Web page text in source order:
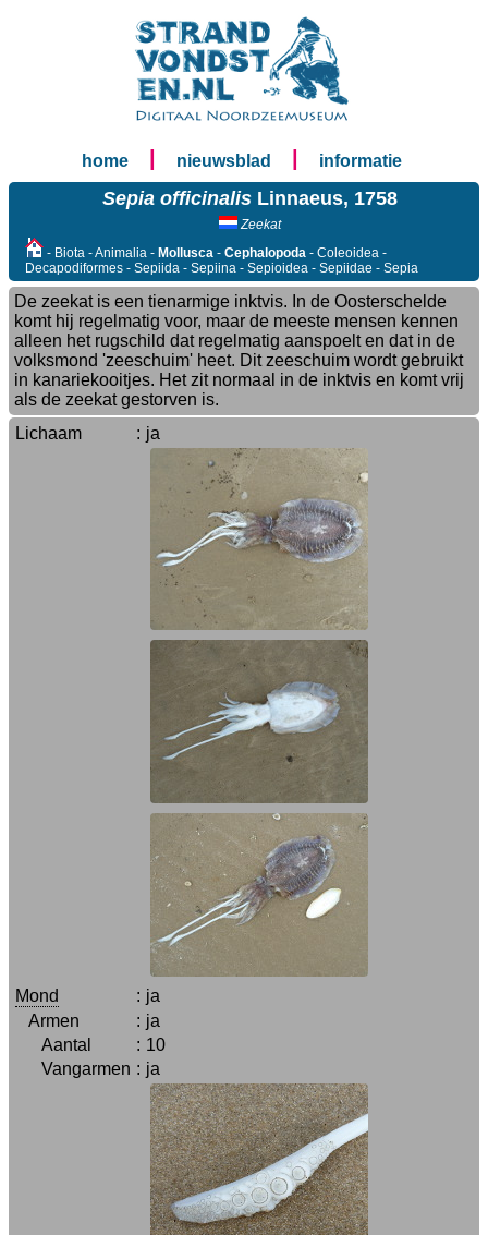
home nieuwsblad informatie
Sepia officinalisLinnaeus, 1758
Zeekat
- Biota - Animalia - Mollusca - Cephalopoda - Coleoidea -
Decapodiformes - Sepiida - Sepiina - Sepioidea - Sepiidae - Sepia
De zeekat is een tienarmige inktvis. In de Oosterschelde
komt hij regelmatig voor, maar de meeste mensen kennen
alleen het rugschild dat regelmatig aanspoelt en dat in de
volksmond 'zeeschuim' heet. Dit zeeschuim wordt gebruikt
in kanariekooitjes. Het zit normaal in de inktvis en komt vrij
als de zeekat gestorven is.
Lichaam
: ja
Mond : ja
Armen
: ja
Aantal
: 10
Vangarmen : ja